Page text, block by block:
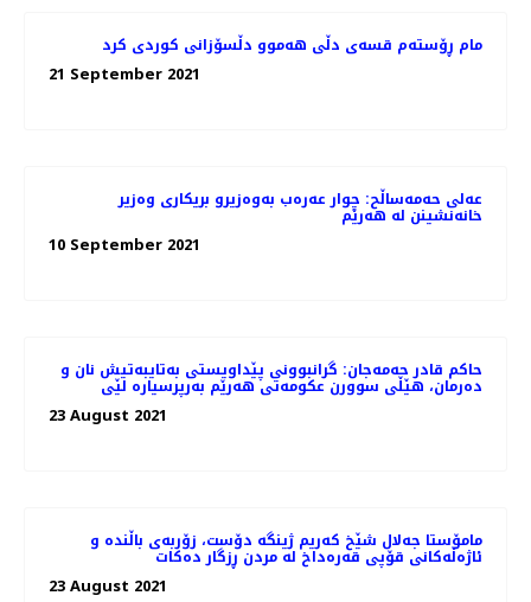
مام ڕۆستەم قسەی دڵی هەموو دڵسۆزانی کوردی کرد
21 September 2021
عەلی حەمەساڵح: چوار عەرەب بەوەزیرو بریکاری وەزیر
خانەنشینن لە ھەرێم
10 September 2021
حاکم قادر حەمەجان: گرانبوونی پێداویستی بەتایبەتیش نان و
دەرمان، هێڵی سوورن عکومەتی هەرێم بەرپرسیارە لێی
23 August 2021
مامۆستا جەلال شێخ کەریم ژینگە دۆست، زۆربەی باڵندە و
ئاژەڵەکانی قۆپی قەرەداخ لە مردن ڕزگار دەکات
23 August 2021